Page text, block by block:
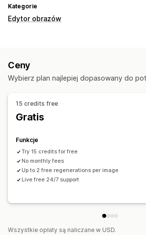
Kategorie
Edytor obrazów
Generowanie treści przy pomocy AI
Wypełnienie generatywne
Ceny
Wybierz plan najlepiej dopasowany do
15 credits free
Gratis
Funkcje
Try 15 credits for free
No monthly fees
Up to 2 free regenerations per image
Live free 24/7 support
Wszystkie opłaty są naliczane w USD.